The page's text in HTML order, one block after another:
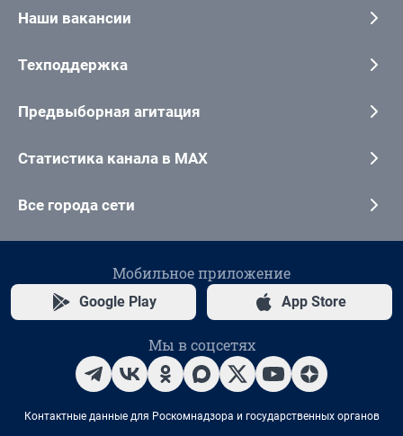
Наши вакансии
Техподдержка
Предвыборная агитация
Статистика канала в MAX
Все города сети
Мобильное приложение
Google Play App Store
Мы в соцсетях
Контактные данные для Роскомнадзора и государственных органов